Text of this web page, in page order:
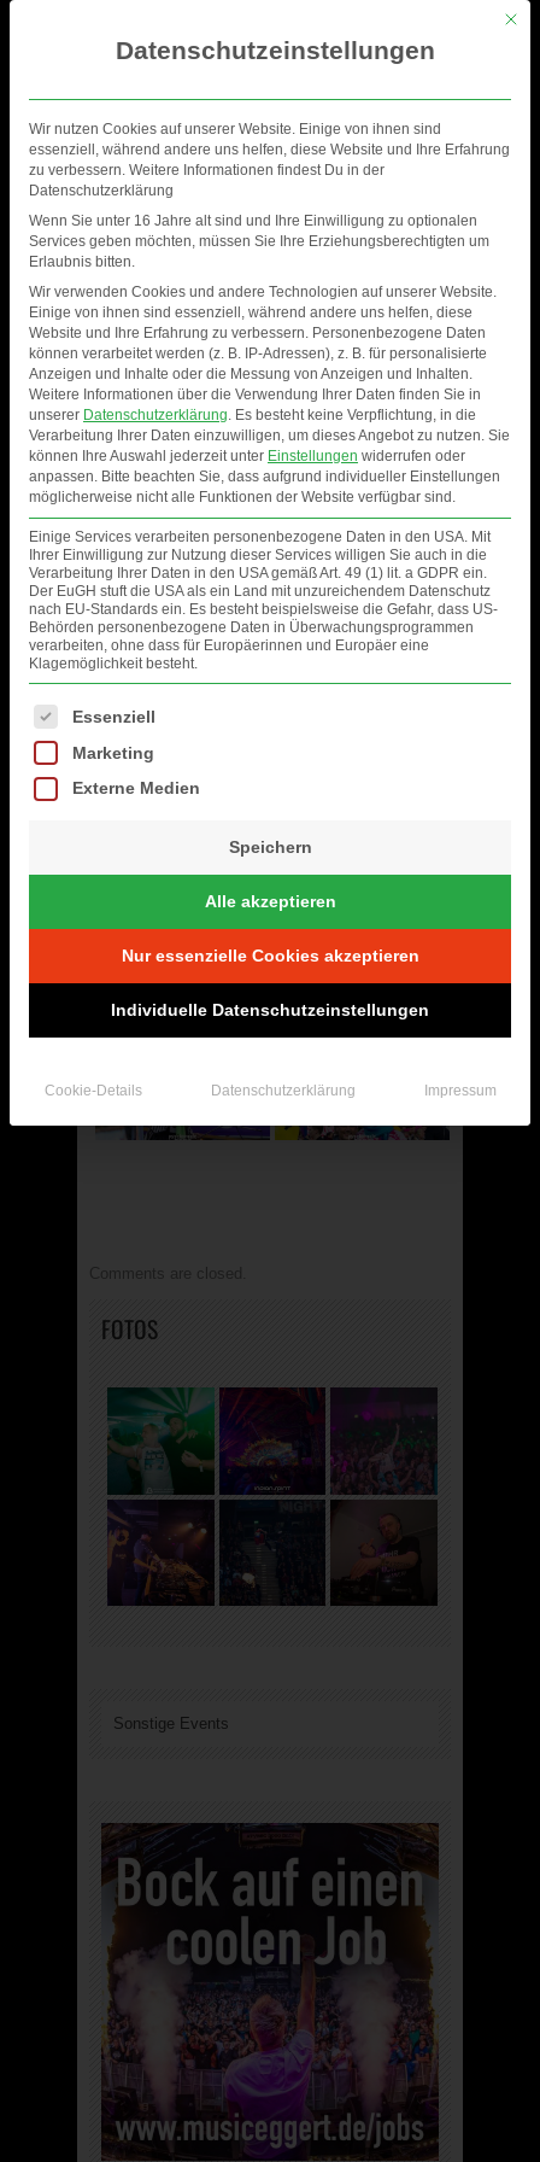
PSYCHEDELIC CIRCUS
2019
Comments are closed.
FOTOS
Sonstige Events
Mit
Datenschutzeinstellungen
Wir nutzen Cookies auf unserer Website. Einige von ihnen sind
essenziell, während andere uns helfen, diese Website und Ihre Erfahrung
zu verbessern. Weitere Informationen findest Du in der
Datenschutzerklärung
Wenn Sie unter 16 Jahre alt sind und Ihre Einwilligung zu optionalen
Services geben möchten, müssen Sie Ihre Erziehungsberechtigten um
Erlaubnis bitten.
Wir verwenden Cookies und andere Technologien auf unserer Website.
Einige von ihnen sind essenziell, während andere uns helfen, diese
Website und Ihre Erfahrung zu verbessern. Personenbezogene Daten
können verarbeitet werden (z. B. IP-Adressen), z. B. für personalisierte
Anzeigen und Inhalte oder die Messung von Anzeigen und Inhalten.
Weitere Informationen über die Verwendung Ihrer Daten finden Sie in
unserer Datenschutzerklärung. Es besteht keine Verpflichtung, in die
Verarbeitung Ihrer Daten einzuwilligen, um dieses Angebot zu nutzen. Sie
können Ihre Auswahl jederzeit unter Einstellungen widerrufen oder
anpassen. Bitte beachten Sie, dass aufgrund individueller Einstellungen
möglicherweise nicht alle Funktionen der Website verfügbar sind.
Einige Services verarbeiten personenbezogene Daten in den USA. Mit
Ihrer Einwilligung zur Nutzung dieser Services willigen Sie auch in die
Verarbeitung Ihrer Daten in den USA gemäß Art. 49 (1) lit. a GDPR ein.
Der EuGH stuft die USA als ein Land mit unzureichendem Datenschutz
nach EU-Standards ein. Es besteht beispielsweise die Gefahr, dass US-
Behörden personenbezogene Daten in Überwachungsprogrammen
verarbeiten, ohne dass für Europäerinnen und Europäer eine
Klagemöglichkeit besteht.
Es folgt eine Liste der Service-Gruppen, für die eine Einwilligung erteilt
Essenziell
Marketing
Externe Medien
Speichern
Alle akzeptieren
Nur essenzielle Cookies akzeptieren
Individuelle Datenschutzeinstellungen
Cookie-Details Datenschutzerklärung Impressum